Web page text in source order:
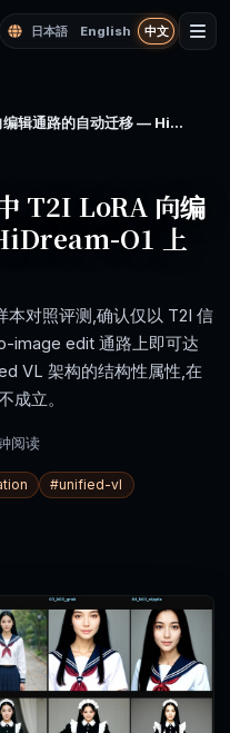
日本語 English 中文
迁移 — HiDream-O1 上的对照评测
T2I LoRA 向编
O1 上
对照评测,确认仅以 T2I 信
image edit 通路上即可达
VL 架构的结构性属性,在
成立。
阅读
#unified-vl